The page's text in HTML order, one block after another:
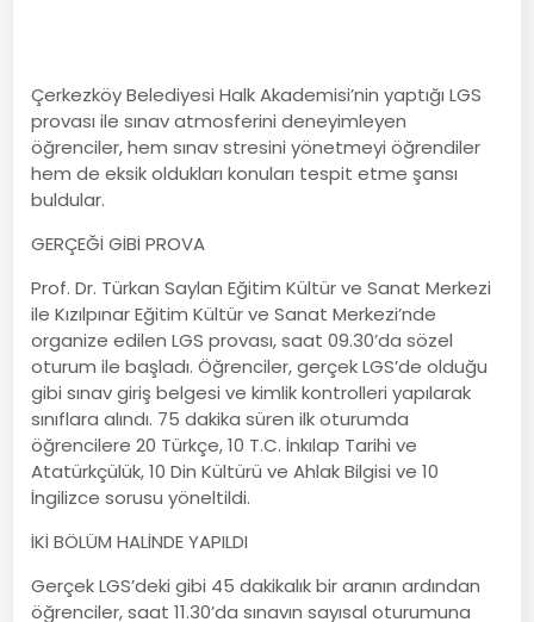
Çerkezköy Belediyesi Halk Akademisi’nin yaptığı LGS
provası ile sınav atmosferini deneyimleyen
öğrenciler, hem sınav stresini yönetmeyi öğrendiler
hem de eksik oldukları konuları tespit etme şansı
buldular.
GERÇEĞİ GİBİ PROVA
Prof. Dr. Türkan Saylan Eğitim Kültür ve Sanat Merkezi
ile Kızılpınar Eğitim Kültür ve Sanat Merkezi’nde
organize edilen LGS provası, saat 09.30’da sözel
oturum ile başladı. Öğrenciler, gerçek LGS’de olduğu
gibi sınav giriş belgesi ve kimlik kontrolleri yapılarak
sınıflara alındı. 75 dakika süren ilk oturumda
öğrencilere 20 Türkçe, 10 T.C. İnkılap Tarihi ve
Atatürkçülük, 10 Din Kültürü ve Ahlak Bilgisi ve 10
İngilizce sorusu yöneltildi.
İKİ BÖLÜM HALİNDE YAPILDI
Gerçek LGS’deki gibi 45 dakikalık bir aranın ardından
öğrenciler, saat 11.30’da sınavın sayısal oturumuna